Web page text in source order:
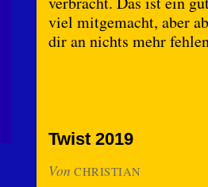
viel mitgemacht, aber
dir an nichts mehr
Twist 2019
Von CHRISTIAN